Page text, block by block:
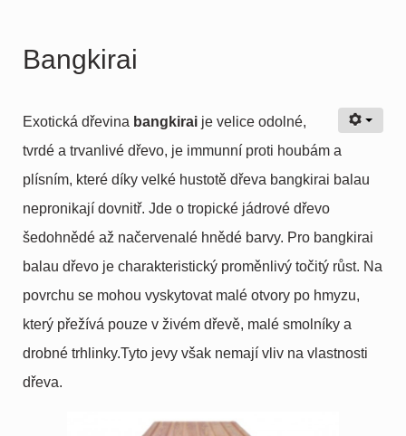
Bangkirai
Exotická dřevina bangkirai je velice odolné,
tvrdé a trvanlivé dřevo, je immunní proti houbám a
plísním, které díky velké hustotě dřeva bangkirai balau
nepronikají dovnitř. Jde o tropické jádrové dřevo
šedohnědé až načervenalé hnědé barvy. Pro bangkirai
balau dřevo je charakteristický proměnlivý točitý růst. Na
povrchu se mohou vyskytovat malé otvory po hmyzu,
který přežívá pouze v živém dřevě, malé smolníky a
drobné trhlinky.Tyto jevy však nemají vliv na vlastnosti
dřeva.